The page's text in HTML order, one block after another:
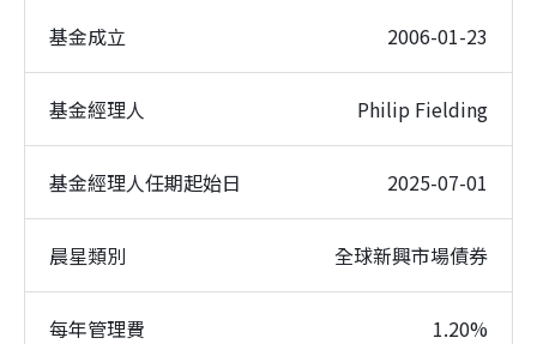
基金成立 2006-01-23
基金經理人 Philip Fielding
基金經理人任期起始日 2025-07-01
晨星類別 全球新興市場債券
每年管理費 1.20%